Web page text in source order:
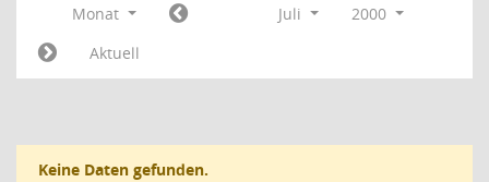
Monat Juli
2000
Aktuell
Keine Daten gefunden.